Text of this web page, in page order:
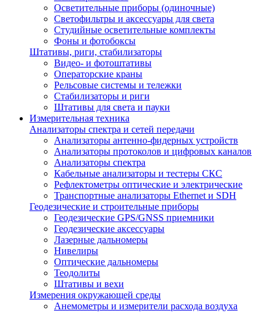
Осветительные приборы (одиночные)
Светофильтры и аксессуары для света
Студийные осветительные комплекты
Фоны и фотобоксы
Штативы, риги, стабилизаторы
Видео- и фотоштативы
Операторские краны
Рельсовые системы и тележки
Стабилизаторы и риги
Штативы для света и пауки
Измерительная техника
Анализаторы спектра и сетей передачи
Анализаторы антенно-фидерных устройств
Анализаторы протоколов и цифровых каналов
Анализаторы спектра
Кабельные анализаторы и тестеры СКС
Рефлектометры оптические и электрические
Транспортные анализаторы Ethernet и SDH
Геодезические и строительные приборы
Геодезические GPS/GNSS приемники
Геодезические аксессуары
Лазерные дальномеры
Нивелиры
Оптические дальномеры
Теодолиты
Штативы и вехи
Измерения окружающей среды
Анемометры и измерители расхода воздуха